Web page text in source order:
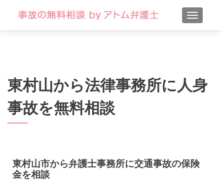
東村山から法律事務所に人身
事故を無料相談
東村山市から弁護士事務所に交通事故の保険
金を相談